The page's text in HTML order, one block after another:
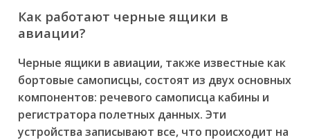
Как работают черные ящики в
авиации?
Черные ящики в авиации, также известные как
бортовые самописцы, состоят из двух основных
компонентов: речевого самописца кабины и
регистратора полетных данных. Эти
устройства записывают все, что происходит на